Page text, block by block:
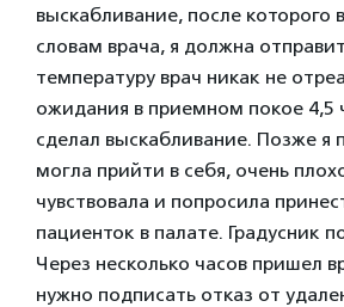
выскабливание, после которого
словам врача, я должна
температуру врач никак не
ожидания в приемном покое 4,5
сделал выскабливание. Позже я
могла прийти в себя, очень
чувствовала и попросила
пациенток в палате. Градусник
Через несколько часов пришел
нужно подписать отказ от